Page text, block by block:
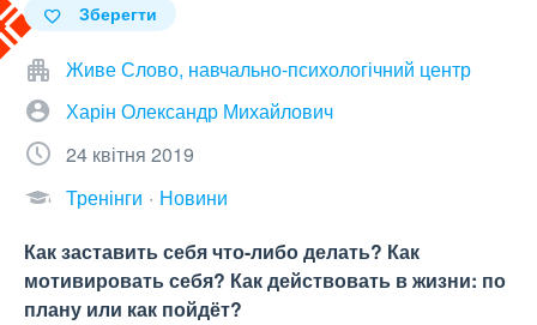
Зберегти
Живе Слово, навчально-психологічний центр
Харін Олександр Михайлович
24 квітня 2019
Тренінги
Новини
Как заставить себя что-либо делать? Как
мотивировать себя? Как действовать в жизни: по
плану или как пойдёт?